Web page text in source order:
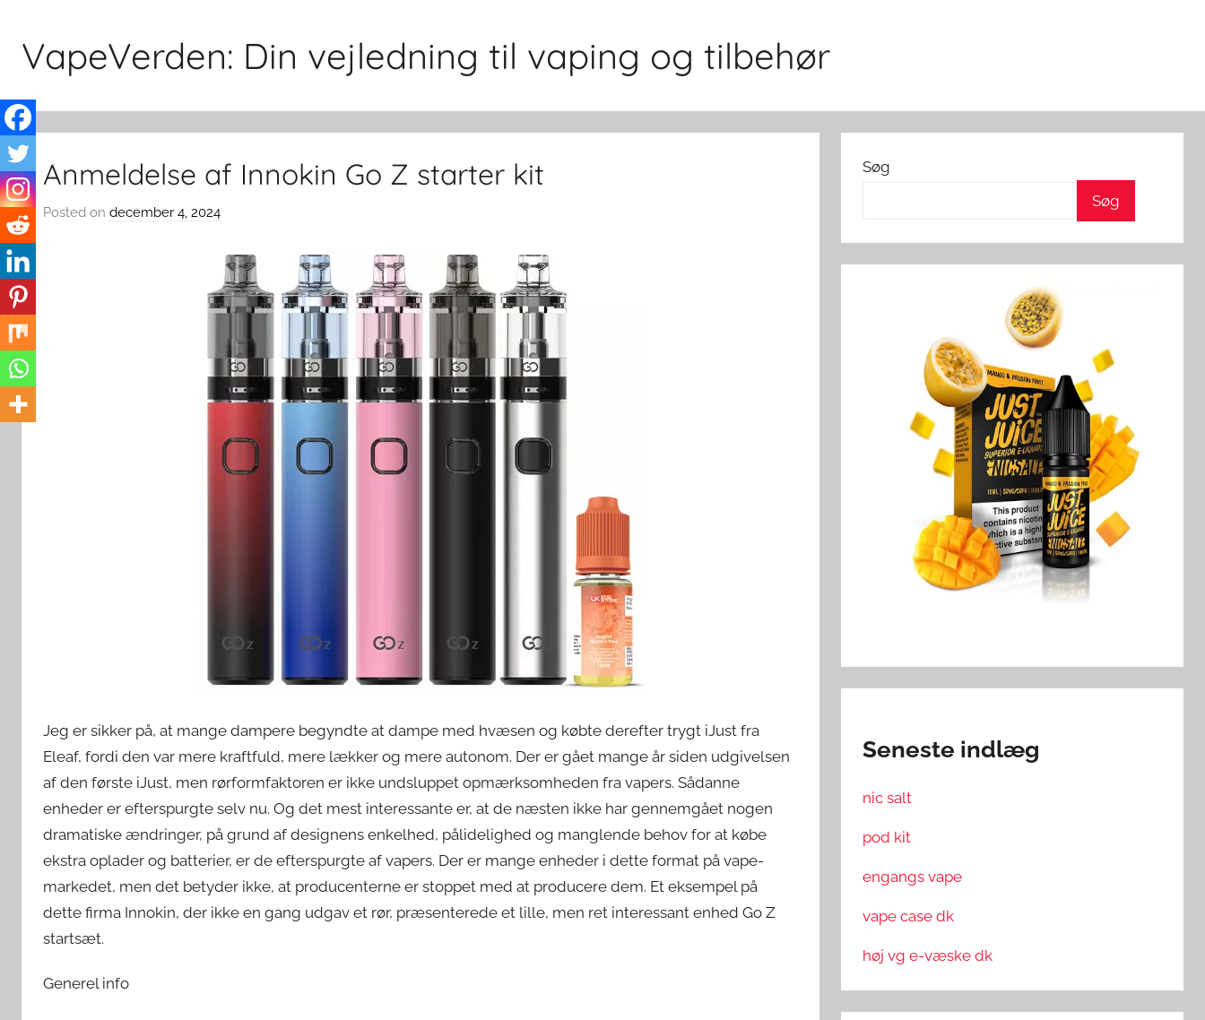
content
VapeVerden: Din vejledning til vaping og tilbehør
Anmeldelse af Innokin Go Z starter kit
Posted on december 4, 2024
v
a
p
e
r
e
n
Jeg er sikker på, at mange dampere begyndte at dampe med hvæsen og købte derefter trygt iJust fra
Eleaf, fordi den var mere kraftfuld, mere lækker og mere autonom. Der er gået mange år siden udgivelsen
af ​​den første iJust, men rørformfaktoren er ikke undsluppet opmærksomheden fra vapers. Sådanne
enheder er efterspurgte selv nu. Og det mest interessante er, at de næsten ikke har gennemgået nogen
dramatiske ændringer, på grund af designens enkelhed, pålidelighed og manglende behov for at købe
ekstra oplader og batterier, er de efterspurgte af vapers. Der er mange enheder i dette format på vape-
markedet, men det betyder ikke, at producenterne er stoppet med at producere dem. Et eksempel på
dette firma Innokin, der ikke en gang udgav et rør, præsenterede et lille, men ret interessant enhed Go Z
startsæt.
Generel info
Søg
Søg
Seneste indlæg
nic salt
pod kit
engangs vape
vape case dk
høj vg e-væske dk